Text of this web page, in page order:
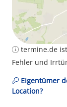
termine.de
Fehler und
Eigentümer
Location?